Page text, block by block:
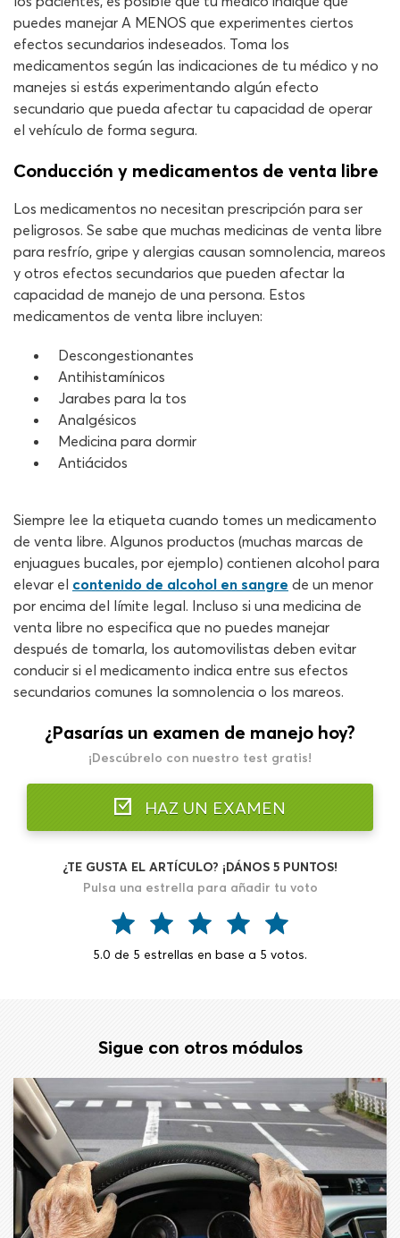
puedes manejar A MENOS que experimentes ciertos
efectos secundarios indeseados. Toma los
medicamentos según las indicaciones de tu médico y no
manejes si estás experimentando algún efecto
secundario que pueda afectar tu capacidad de operar
el vehículo de forma segura.
Conducción y medicamentos de venta libre
Los medicamentos no necesitan prescripción para ser
peligrosos. Se sabe que muchas medicinas de venta libre
para resfrío, gripe y alergias causan somnolencia, mareos
y otros efectos secundarios que pueden afectar la
capacidad de manejo de una persona. Estos
medicamentos de venta libre incluyen:
Descongestionantes
Antihistamínicos
Jarabes para la tos
Analgésicos
Medicina para dormir
Antiácidos
Siempre lee la etiqueta cuando tomes un medicamento
de venta libre. Algunos productos (muchas marcas de
enjuagues bucales, por ejemplo) contienen alcohol para
elevar el contenido de alcohol en sangre de un menor
por encima del límite legal. Incluso si una medicina de
venta libre no especifica que no puedes manejar
después de tomarla, los automovilistas deben evitar
conducir si el medicamento indica entre sus efectos
secundarios comunes la somnolencia o los mareos.
¿Pasarías un examen de manejo hoy?
¡Descúbrelo con nuestro test gratis!
HAZ UN EXAMEN
¿TE GUSTA EL ARTÍCULO? ¡DÁNOS 5 PUNTOS!
Pulsa una estrella para añadir tu voto
5.0 de 5 estrellas en base a 5 votos.
Sigue con otros módulos